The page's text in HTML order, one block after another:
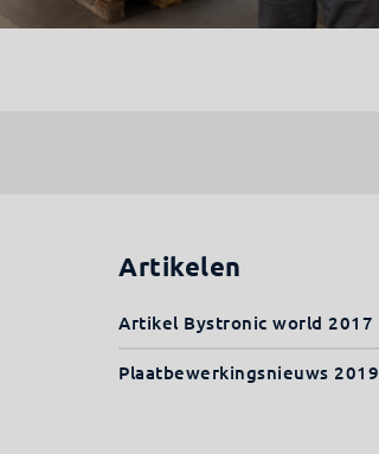
Artikelen
Artikel Bystronic world 2017
Plaatbewerkingsnieuws 2019